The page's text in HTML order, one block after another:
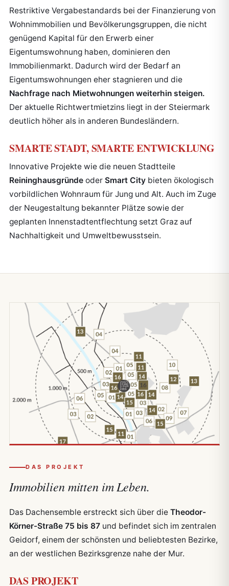
Restriktive Vergabestandards bei der Finanzierung von
Wohnimmobilien und Bevölkerungsgruppen, die nicht
genügend Kapital für den Erwerb einer
Eigentumswohnung haben, dominieren den
Immobilienmarkt. Dadurch wird der Bedarf an
Eigentumswohnungen eher stagnieren und die
Nachfrage nach Mietwohnungen weiterhin steigen.
Der aktuelle Richtwertmietzins liegt in der Steiermark
deutlich höher als in anderen Bundesländern.
SMARTE STADT, SMARTE ENTWICKLUNG
Innovative Projekte wie die neuen Stadtteile
Reininghausgründe oder Smart City bieten ökologisch
vorbildlichen Wohnraum für Jung und Alt. Auch im Zuge
der Neugestaltung bekannter Plätze sowie der
geplanten Innenstadtentflechtung setzt Graz auf
Nachhaltigkeit und Umweltbewusstsein.
DAS PROJEKT
Immobilien mitten im Leben.
Das Dachensemble erstreckt sich über die Theodor-
Körner-Straße 75 bis 87 und befindet sich im zentralen
Geidorf, einem der schönsten und beliebtesten Bezirke,
an der westlichen Bezirksgrenze nahe der Mur.
DAS PROJEKT